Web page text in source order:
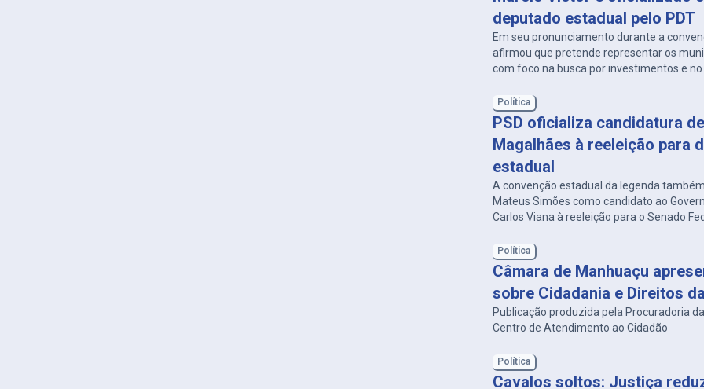
deputado estadual pelo PDT
Em seu pronunciamento durante a
afirmou que pretende representar os
com foco na busca por investimentos e
Política
PSD oficializa candidatura
Magalhães à reeleição para
estadual
A convenção estadual da legenda
Mateus Simões como candidato ao
Carlos Viana à reeleição para o Senado
Política
Câmara de Manhuaçu
sobre Cidadania e Direitos
Publicação produzida pela Procuradoria
Centro de Atendimento ao Cidadão
Política
Cavalos soltos: Justiça